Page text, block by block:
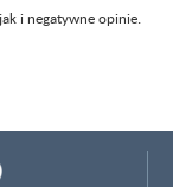
i negatywne opinie.